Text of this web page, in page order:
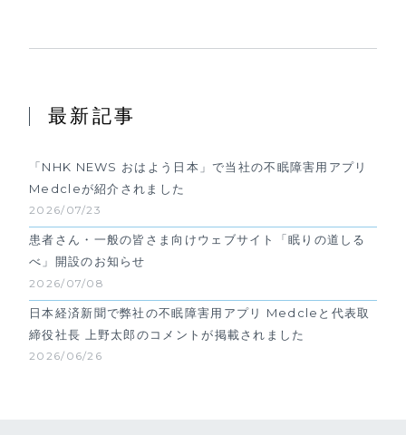
最新記事
2026/07/23
「NHK NEWS おはよう日本」で当社の不眠障害用アプリ
Medcleが紹介されました
2026/07/08
患者さん・一般の皆さま向けウェブサイト「眠りの道しる
べ」開設のお知らせ
2026/06/26
日本経済新聞で弊社の不眠障害用アプリ Medcleと代表取
締役社長 上野太郎のコメントが掲載されました